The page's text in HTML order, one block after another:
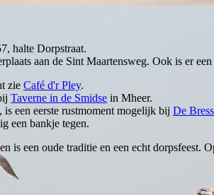
halte Dorpstraat.
aan de Sint Maartensweg. Ook is er
zie Café d'r Pley.
Taverne in de Smidse in Mheer.
een eerste rustmoment mogelijk bij De
een bankje tegen.
is een oude traditie en een echt